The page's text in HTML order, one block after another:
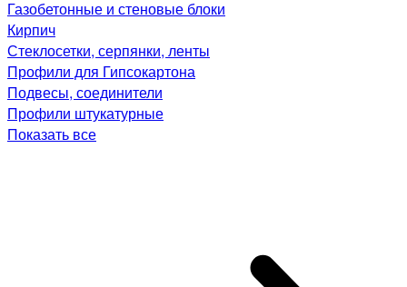
Газобетонные и стеновые блоки
Кирпич
Стеклосетки, серпянки, ленты
Профили для Гипсокартона
Подвесы, соединители
Профили штукатурные
Показать все